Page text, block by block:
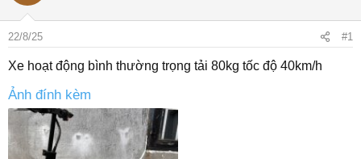
22/8/25 #1
Xe hoạt động bình thường trọng tải 80kg tốc độ 40km/h
Ảnh đính kèm